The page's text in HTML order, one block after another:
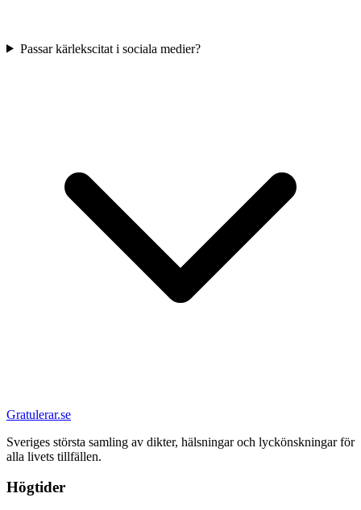
Passar kärlekscitat i sociala medier?
Gratulerar.se
Sveriges största samling av dikter, hälsningar och lyckönskningar för
alla livets tillfällen.
Högtider